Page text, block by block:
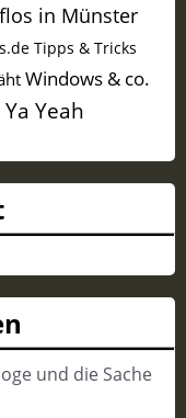
in Münster
Tipps & Tricks
Windows & co.
Yeah
und die Sache